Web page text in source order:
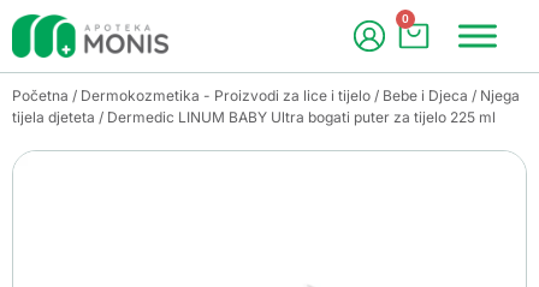
0
Početna / Dermokozmetika - Proizvodi za lice i tijelo / Bebe i Djeca / Njega
tijela djeteta / Dermedic LINUM BABY Ultra bogati puter za tijelo 225 ml